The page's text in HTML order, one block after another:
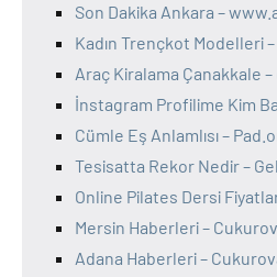
Son Dakika Ankara –
Kadın Trençkot Modelleri
Araç Kiralama Çanakkale
İnstagram Profilime Kim
Cümle Eş Anlamlısı –
Tesisatta Rekor Nedir –
Online Pilates Dersi
Mersin Haberleri –
Adana Haberleri –